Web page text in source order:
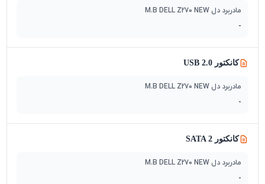
مادربرد دل M.B DELL Z270 NEW
-
کانکتور USB 2.0
مادربرد دل M.B DELL Z270 NEW
-
کانکتور SATA 2
مادربرد دل M.B DELL Z270 NEW
-